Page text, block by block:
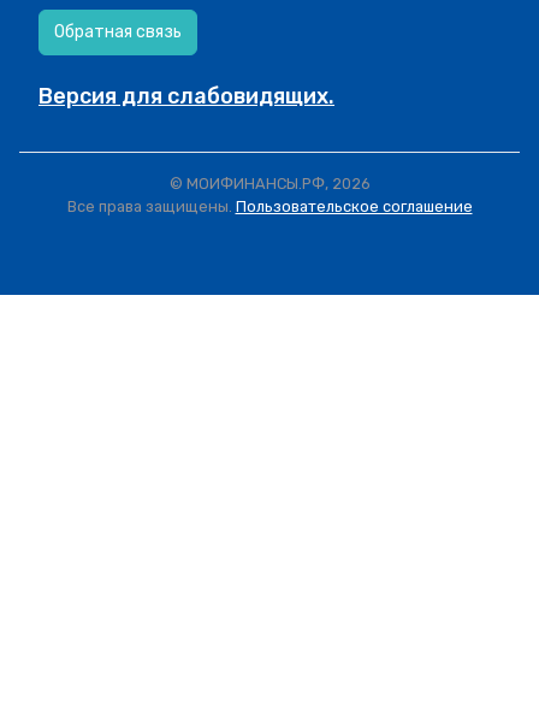
Обратная связь
Версия для слабовидящих.
© МОИФИНАНСЫ.РФ, 2026
Все права защищены. Пользовательское соглашение